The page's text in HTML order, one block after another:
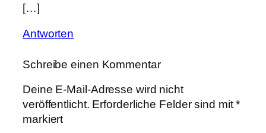
[…]
Antworten
Schreibe einen Kommentar
Deine E-Mail-Adresse wird nicht
veröffentlicht. Erforderliche Felder sind mit*
markiert